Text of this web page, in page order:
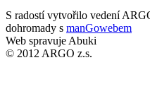
S radostí vytvořilo vedení
dohromady s manGowebem
Web spravuje Abuki
© 2012 ARGO z.s.